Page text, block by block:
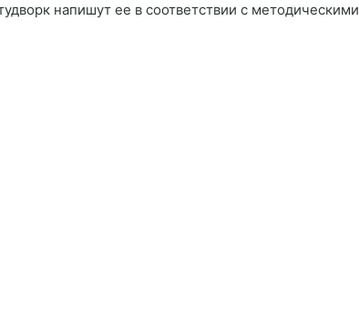
напишут ее в соответствии с методическими